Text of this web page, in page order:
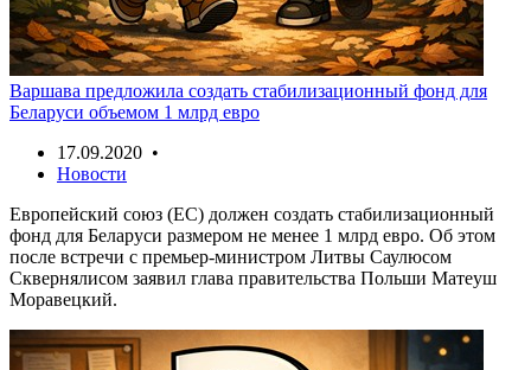
Варшава предложила создать стабилизационный фонд для
Беларуси объемом 1 млрд евро
17.09.2020 •
Новости
Европейский союз (ЕС) должен создать стабилизационный
фонд для Беларуси размером не менее 1 млрд евро. Об этом
после встречи с премьер-министром Литвы Саулюсом
Сквернялисом заявил глава правительства Польши Матеуш
Моравецкий.